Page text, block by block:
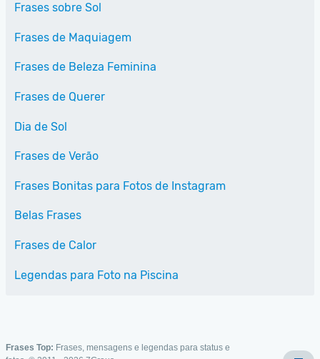
Frases sobre Sol
Frases de Maquiagem
Frases de Beleza Feminina
Frases de Querer
Dia de Sol
Frases de Verão
Frases Bonitas para Fotos de Instagram
Belas Frases
Frases de Calor
Legendas para Foto na Piscina
Frases Top: Frases, mensagens e legendas para status e